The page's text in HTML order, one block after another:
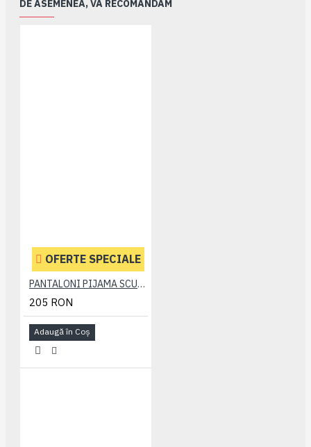
DE ASEMENEA, VA RECOMANDAM
OFERTE SPECIALE
PANTALONI PIJAMA SCURTI BLEUMARIN – PACHET 2 BUCATI - 2XL 3XL 4XL 5XL 6XL
205 RON
Adaugă în Coş